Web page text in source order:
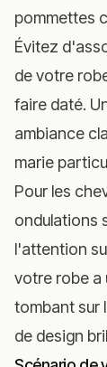
pommettes
Évitez
de votre
faire daté.
ambiance
marie
Pour les
ondulations
l'attention
votre robe a
tombant sur
de design